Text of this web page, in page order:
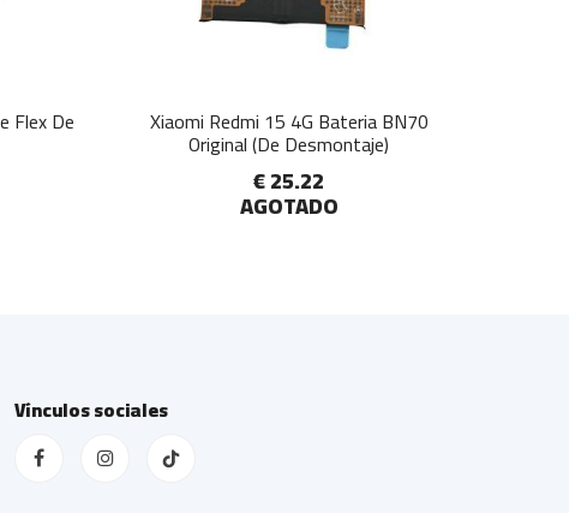
Flex De Xiaomi Redmi 15 4G Bateria BN70
Original (De Desmontaje)
€ 25.22
AGOTADO
Vínculos sociales